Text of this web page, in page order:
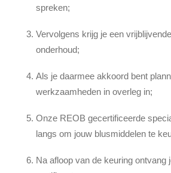
spreken;
Vervolgens krijg je een
onderhoud;
Als je daarmee akkoord bent
werkzaamheden in overleg in;
Onze REOB gecertificeerde
langs om jouw blusmiddelen te
Na afloop van de keuring ontvang